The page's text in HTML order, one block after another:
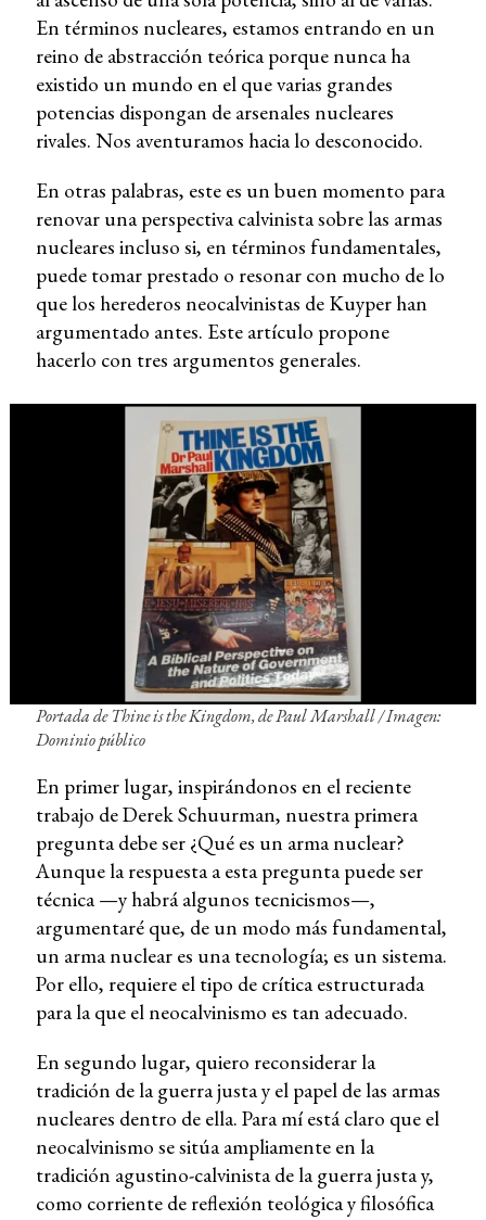
En términos nucleares, estamos entrando en un
reino de abstracción teórica porque nunca ha
existido un mundo en el que varias grandes
potencias dispongan de arsenales nucleares
rivales. Nos aventuramos hacia lo desconocido.
En otras palabras, este es un buen momento para
renovar una perspectiva calvinista sobre las armas
nucleares incluso si, en términos fundamentales,
puede tomar prestado o resonar con mucho de lo
que los herederos neocalvinistas de Kuyper han
argumentado antes. Este artículo propone
hacerlo con tres argumentos generales.
Portada deThine is the Kingdom, de Paul Marshall / Imagen:
Dominio público
En primer lugar, inspirándonos en el reciente
trabajo de Derek Schuurman, nuestra primera
pregunta debe ser ¿Qué es un arma nuclear?
Aunque la respuesta a esta pregunta puede ser
técnica —y habrá algunos tecnicismos—,
argumentaré que, de un modo más fundamental,
un arma nuclear es una tecnología; es un sistema.
Por ello, requiere el tipo de crítica estructurada
para la que el neocalvinismo es tan adecuado.
En segundo lugar, quiero reconsiderar la
tradición de la guerra justa y el papel de las armas
nucleares dentro de ella. Para mí está claro que el
neocalvinismo se sitúa ampliamente en la
tradición agustino-calvinista de la guerra justa y,
como corriente de reflexión teológica y filosófica